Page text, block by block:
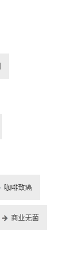
咖啡致癌
商业无菌